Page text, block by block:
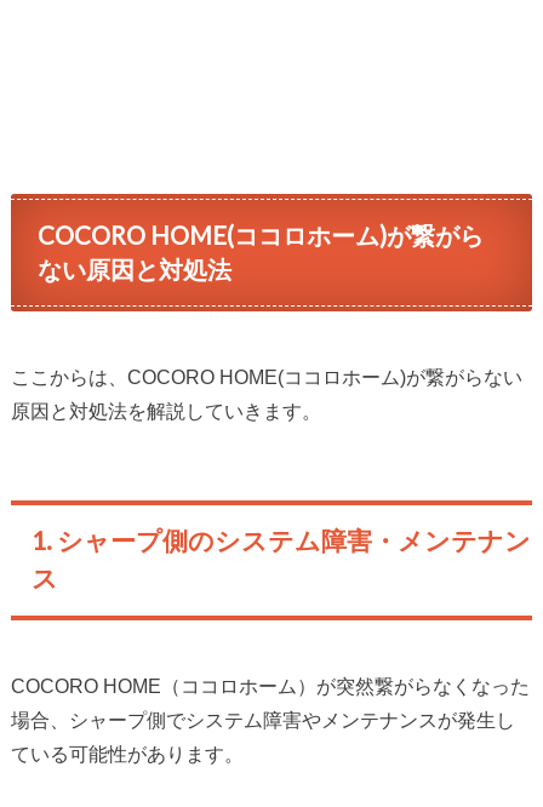
COCORO HOME(ココロホーム)が繋がら
ない原因と対処法
ここからは、COCORO HOME(ココロホーム)が繋がらない
原因と対処法を解説していきます。
1. シャープ側のシステム障害・メンテナン
ス
COCORO HOME（ココロホーム）が突然繋がらなくなった
場合、シャープ側でシステム障害やメンテナンスが発生し
ている可能性があります。